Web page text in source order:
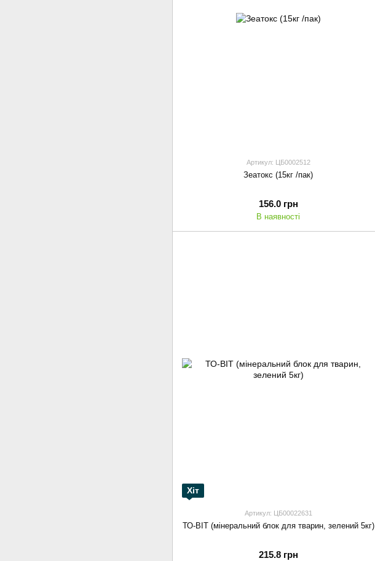
Артикул: ЦБ0002512
Зеатокс (15кг /пак)
156.0 грн
В наявності
Хіт
Артикул: ЦБ00022631
ТО-ВІТ (мінеральний блок для тварин, зелений 5кг)
215.8 грн